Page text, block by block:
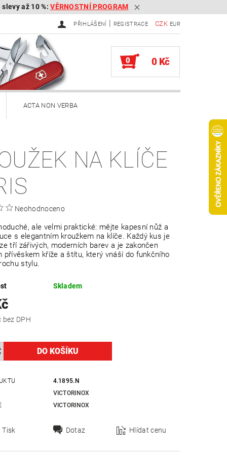
až 10 %:VĚRNOSTNÍ PROGRAM
CZK EUR
PŘIHLÁŠENÍ | REGISTRACE
0 0 Kč
ACTA NON VERBA
Brousky na kapesní nože
Služby
zboží, reklamace
NA KLÍČE
Neohodnoceno
ale velmi praktické: mějte kapesní nůž a
s elegantním kroužkem na klíče. Každý kus je
tří zářivých, moderních barev a je zakončen
přívěskem kříže a štítu, který vnáší do funkčního
stylu.
Skladem
280,17 Kč bez DPH
4.1895.N
VICTORINOX
VICTORINOX
Tisk Dotaz Hlídat cenu